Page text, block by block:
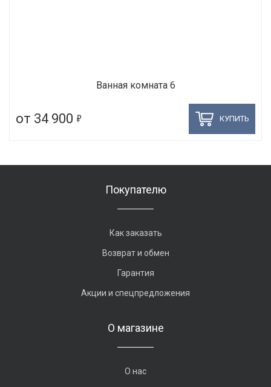
Ванная комната 6
от 34 900 5 КУПИТЬ
Покупателю
Как заказать
Возврат и обмен
Гарантия
Акции и спецпредложения
О магазине
О нас